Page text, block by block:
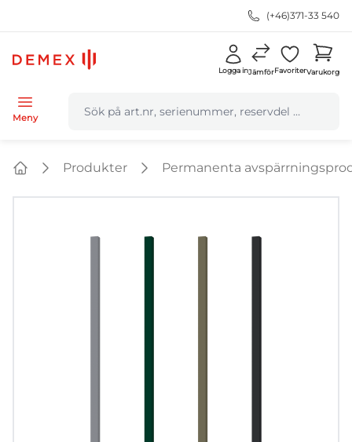
(+46)371-33 540
Logga inJämförFavoriterVarukorg
Meny
Produkter Permanenta